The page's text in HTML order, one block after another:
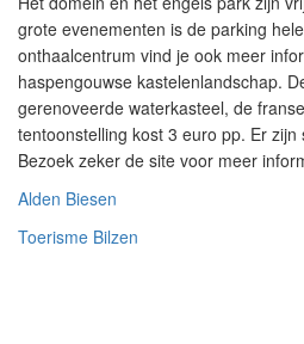
grote evenementen is de parking
onthaalcentrum vind je ook meer
haspengouwse kastelenlandschap.
gerenoveerde waterkasteel, de
tentoonstelling kost 3 euro pp. Er
Bezoek zeker de site voor meer
Alden Biesen
Toerisme Bilzen